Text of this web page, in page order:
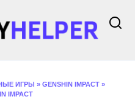
ИГРЫ » GENSHIN IMPACT »
IMPACT